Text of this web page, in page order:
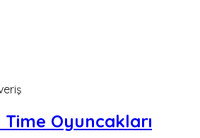
Oyuncakları